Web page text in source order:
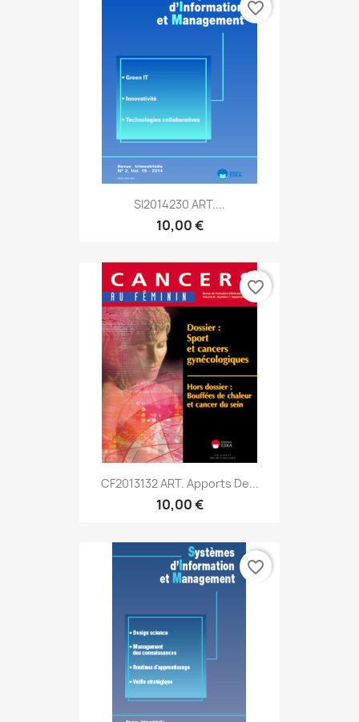
SI2014230 ART....
10,00 €
favorite_border
CF2013132 ART. Apports De...
10,00 €
favorite_border
favorite_border